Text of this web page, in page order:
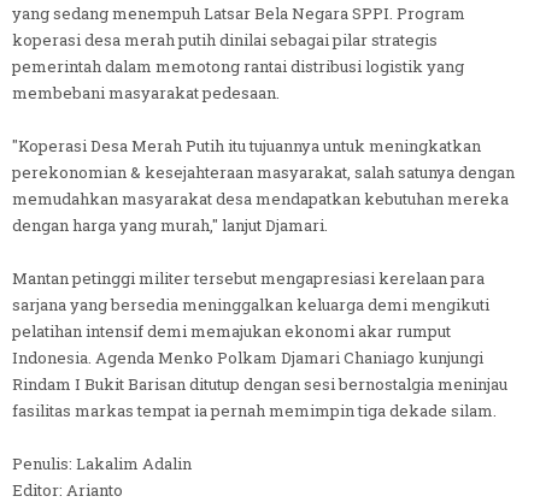
yang sedang menempuh Latsar Bela Negara SPPI. Program
koperasi desa merah putih dinilai sebagai pilar strategis
pemerintah dalam memotong rantai distribusi logistik yang
membebani masyarakat pedesaan.
"Koperasi Desa Merah Putih itu tujuannya untuk meningkatkan
perekonomian & kesejahteraan masyarakat, salah satunya dengan
memudahkan masyarakat desa mendapatkan kebutuhan mereka
dengan harga yang murah," lanjut Djamari.
Mantan petinggi militer tersebut mengapresiasi kerelaan para
sarjana yang bersedia meninggalkan keluarga demi mengikuti
pelatihan intensif demi memajukan ekonomi akar rumput
Indonesia. Agenda Menko Polkam Djamari Chaniago kunjungi
Rindam I Bukit Barisan ditutup dengan sesi bernostalgia meninjau
fasilitas markas tempat ia pernah memimpin tiga dekade silam.
Penulis: Lakalim Adalin
Editor: Arianto